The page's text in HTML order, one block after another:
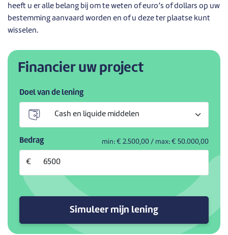
heeft u er alle belang bij om te weten of euro’s of dollars op uw
bestemming aanvaard worden en of u deze ter plaatse kunt
wisselen.
Financier uw project
Doel van de lening
Bedrag min: € 2.500,00 / max: € 50.000,00
€
Simuleer mijn lening